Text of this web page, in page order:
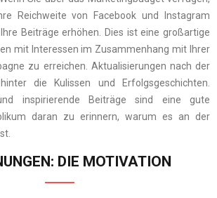
Reichweite von Facebook und Instagram
Beiträge erhöhen. Dies ist eine großartige
mit Interessen im Zusammenhang mit Ihrer
zu erreichen. Aktualisierungen nach der
die Kulissen und Erfolgsgeschichten.
inspirierende Beiträge sind eine gute
daran zu erinnern, warum es an der
DIE MOTIVATION